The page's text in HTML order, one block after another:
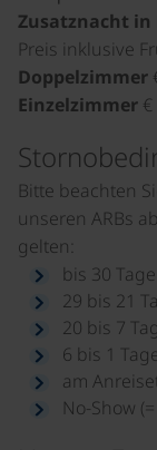
Zusatznacht in
Preis inklusive
Doppelzimmer
Einzelzimmer
Bitte beachten
unseren ARBs
gelten:
bis 30
29 bis 21
20 bis 7
6 bis 1
am
No-Show